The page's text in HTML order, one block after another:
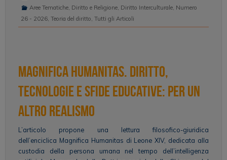
Aree Tematiche, Diritto e Religione, Diritto Interculturale, Numero
26 - 2026, Teoria del diritto, Tutti gli Articoli
MAGNIFICA HUMANITAS. Diritto,
tecnologie e sfide educative: per un
altro realismo
L’articolo propone una lettura filosofico-giuridica
dell’enciclica Magnifica Humanitas di Leone XIV, dedicata alla
custodia della persona umana nel tempo dell’intelligenza